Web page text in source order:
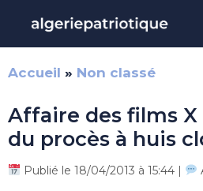
contenu
Accueil » Non classé
Affaire des films
du procès à huis
Publié le 18/04/2013 à 15:44 |